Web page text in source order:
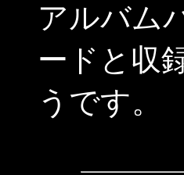
アルバム
ードと収
うです。